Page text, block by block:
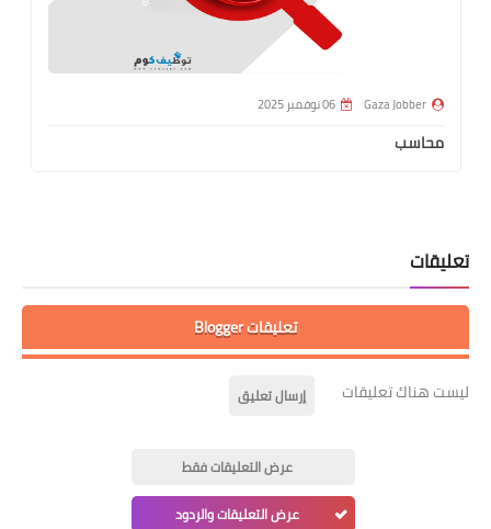
Gaza Jobber 06 نوفمبر 2025
محاسب
تعليقات
تعليقات Blogger
ليست هناك تعليقات إرسال تعليق
عرض التعليقات فقط
عرض التعليقات والردود